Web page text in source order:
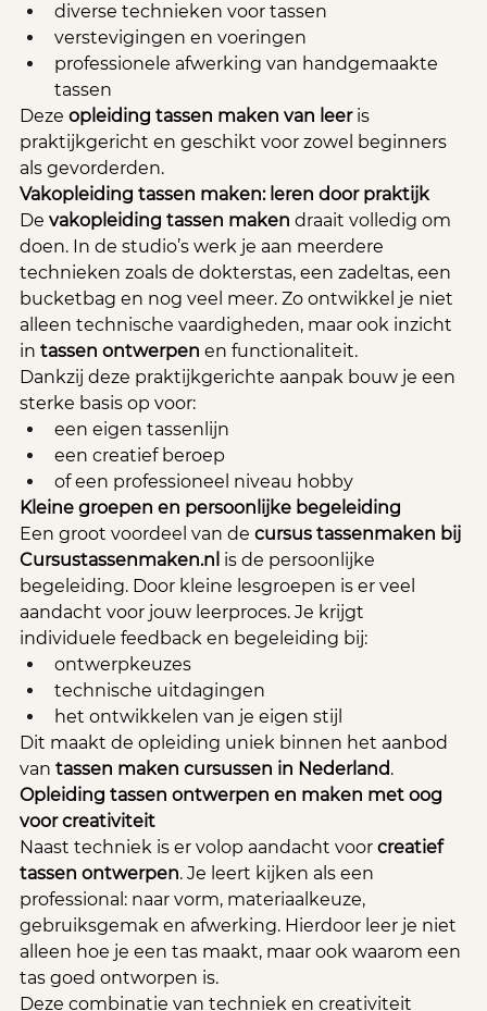
diverse technieken voor tassen
verstevigingen en voeringen
professionele afwerking van handgemaakte
tassen
Deze opleiding tassen maken van leer is
praktijkgericht en geschikt voor zowel beginners
als gevorderden.
Vakopleiding tassen maken: leren door praktijk
De vakopleiding tassen maken draait volledig om
doen. In de studio’s werk je aan meerdere
technieken zoals de dokterstas, een zadeltas, een
bucketbag en nog veel meer. Zo ontwikkel je niet
alleen technische vaardigheden, maar ook inzicht
in tassen ontwerpen en functionaliteit.
Dankzij deze praktijkgerichte aanpak bouw je een
sterke basis op voor:
een eigen tassenlijn
een creatief beroep
of een professioneel niveau hobby
Kleine groepen en persoonlijke begeleiding
Een groot voordeel van de cursus tassenmaken bij
Cursustassenmaken.nl is de persoonlijke
begeleiding. Door kleine lesgroepen is er veel
aandacht voor jouw leerproces. Je krijgt
individuele feedback en begeleiding bij:
ontwerpkeuzes
technische uitdagingen
het ontwikkelen van je eigen stijl
Dit maakt de opleiding uniek binnen het aanbod
van tassen maken cursussen in Nederland.
Opleiding tassen ontwerpen en maken met oog
voor creativiteit
Naast techniek is er volop aandacht voor creatief
tassen ontwerpen. Je leert kijken als een
professional: naar vorm, materiaalkeuze,
gebruiksgemak en afwerking. Hierdoor leer je niet
alleen hoe je een tas maakt, maar ook waarom een
tas goed ontworpen is.
Deze combinatie van techniek en creativiteit